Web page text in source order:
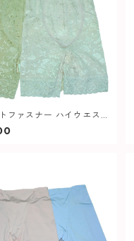
ファスナー ハイウエス
ガードル 647 レディー